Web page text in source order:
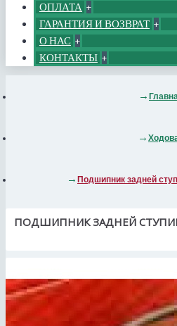
ОПЛАТА +
ГАРАНТИЯ И ВОЗВРАТ +
О НАС +
КОНТАКТЫ +
Подшипник задней
ПОДШИПНИК ЗАДНЕЙ